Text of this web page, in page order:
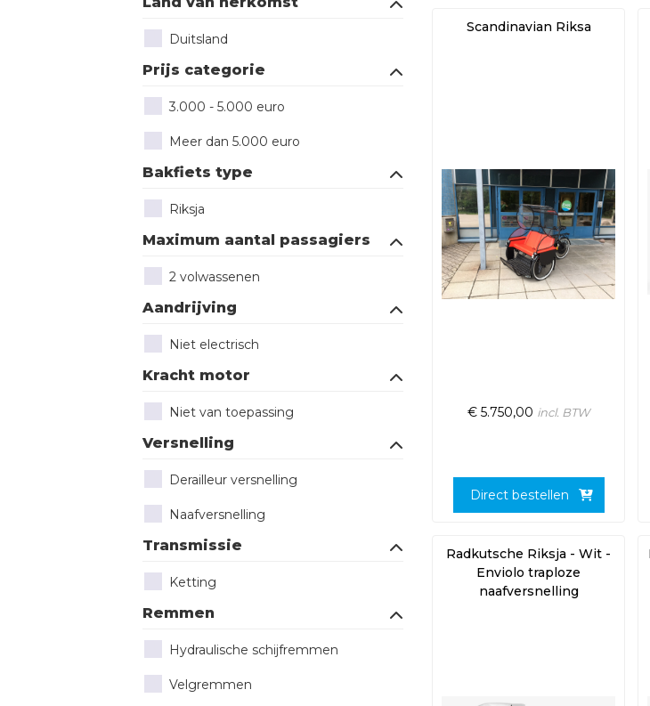
Scandinavian Riksa
€ 5.750,00 incl. BTW
Direct bestellen
Radkutsche Riksja - Wit -
Enviolo traploze
naafversnelling
Duitsland
Prijs categorie
3.000 - 5.000 euro
Meer dan 5.000 euro
Bakfiets type
Riksja
Maximum aantal passagiers
2 volwassenen
Aandrijving
Niet electrisch
Kracht motor
Niet van toepassing
Versnelling
Derailleur versnelling
Naafversnelling
Transmissie
Ketting
Remmen
Hydraulische schijfremmen
Velgremmen